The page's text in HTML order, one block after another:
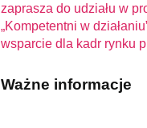
zaprasza do udziału w
„Kompetentni w
wsparcie dla kadr rynku
Ważne informacje